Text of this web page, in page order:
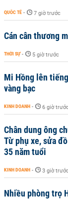
QUỐC TẾ - 7 giờ trước
Cán cân thương
THỜI SỰ - 5 giờ trước
Mi Hồng lên
vàng bạc
KINH DOANH - 6 giờ
Chân dung ông
Từ phụ xe, sửa
35 năm tuổi
KINH DOANH - 3 giờ
Nhiều phòng trọ